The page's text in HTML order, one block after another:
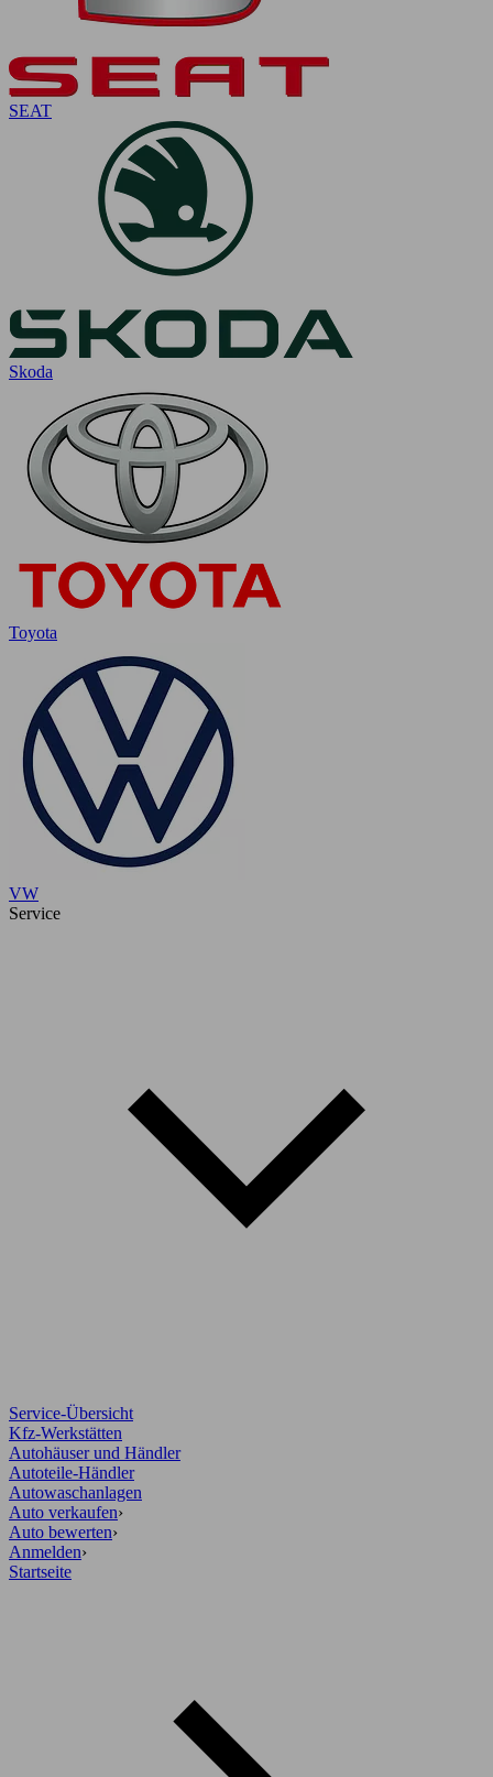
SEAT
Skoda
Toyota
VW
Service
Service-Übersicht
Kfz-Werkstätten
Autohäuser und Händler
Autoteile-Händler
Autowaschanlagen
Auto verkaufen›
Auto bewerten›
Anmelden›
Startseite